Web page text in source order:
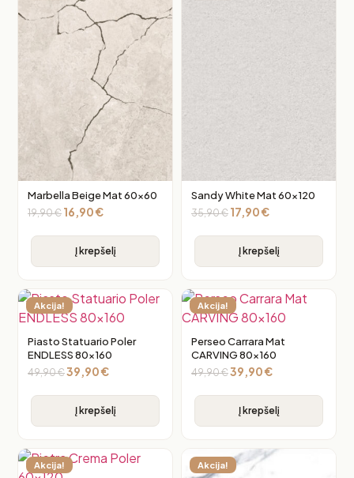
Marbella Beige Mat 60×60
19,90€ 16,90€
Į krepšelį
Sandy White Mat 60×120
35,90€ 17,90€
Į krepšelį
Akcija!
Piasto Statuario Poler
ENDLESS 80×160
49,90€39,90€
Į krepšelį
Akcija!
Perseo Carrara Mat
CARVING 80×160
49,90€39,90€
Į krepšelį
Akcija! Akcija!